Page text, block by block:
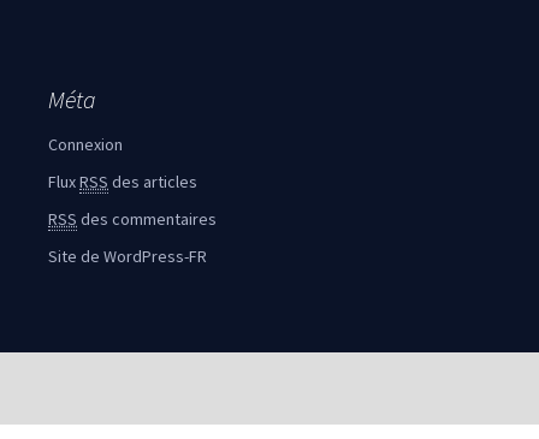
Méta
Connexion
FluxRSS des articles
RSS des commentaires
Site de WordPress-FR